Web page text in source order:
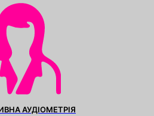
АУДІОМЕТРІЯ